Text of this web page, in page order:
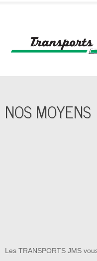
NOS MOYENS
Les TRANSPORTS JMS